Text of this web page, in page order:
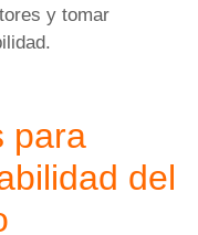
y tomar
para
del